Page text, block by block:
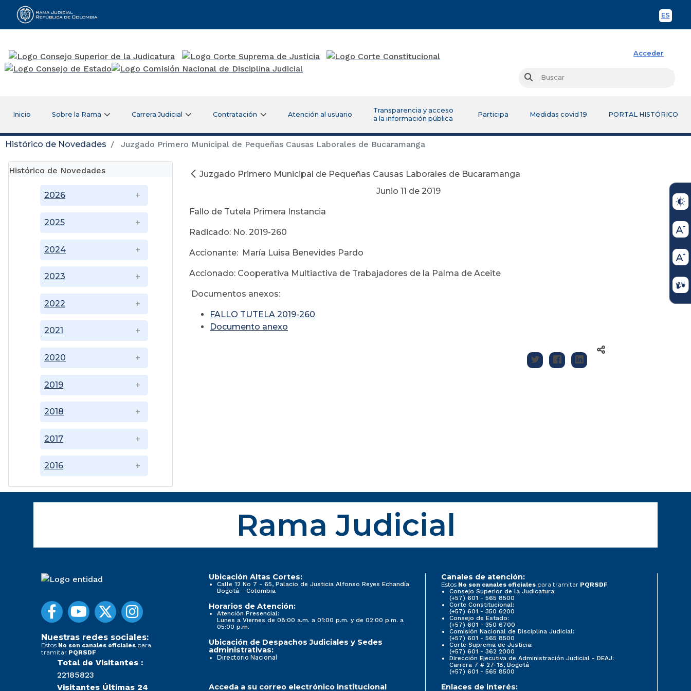
ES
Rama Judicial
Acceder
Buscar
Inicio Sobre la Rama Carrera Judicial Contratación Atención al usuario
Transparencia y acceso
a la información pública
Participa Medidas covid 19 PORTAL HISTÓRICO
Histórico de Novedades Juzgado Primero Municipal de Pequeñas Causas Laborales de Bucaramanga
Histórico de Novedades
2016
2017
2018
2019
2020
2021
2022
2023
2024
2025
2026
Juzgado Primero Municipal de Pequeñas Causas Laborales de Bucaramanga
Junio 11 de 2019
Fallo de Tutela Primera Instancia
Radicado: No. 2019-260
Accionante: María Luisa Benevides Pardo
Accionado: Cooperativa Multiactiva de Trabajadores de la Palma de Aceite
Documentos anexos:
FALLO TUTELA 2019-260
Documento anexo
Rama Judicial
Nuestras redes sociales:
Estos No son canales oficiales para
tramitar PQRSDF
Total de Visitantes :
22185823
Visitantes Últimas 24
Ubicación Altas Cortes:
Calle 12 No 7 - 65, Palacio de Justicia Alfonso Reyes Echandía
Bogotá - Colombia
Horarios de Atención:
Atención Presencial:
Lunes a Viernes de 08:00 a.m. a 01:00 p.m. y de 02:00 p.m. a
05:00 p.m.
Ubicación de Despachos Judiciales y Sedes
administrativas:
Directorio Nacional
Canales de atención:
Estos No son canales oficiales para tramitar PQRSDF
Consejo Superior de la Judicatura:
(+57) 601 - 565 8500
Corte Constitucional:
(+57) 601 - 350 6200
Consejo de Estado:
(+57) 601 - 350 6700
Comisión Nacional de Disciplina Judicial:
(+57) 601 - 565 8500
Corte Suprema de Justicia:
(+57) 601 - 362 2000
Dirección Ejecutiva de Administración Judicial - DEAJ:
Carrera 7 # 27-18, Bogotá
(+57) 601 - 565 8500
Acceda a su correo electrónico institucional Enlaces de interés: